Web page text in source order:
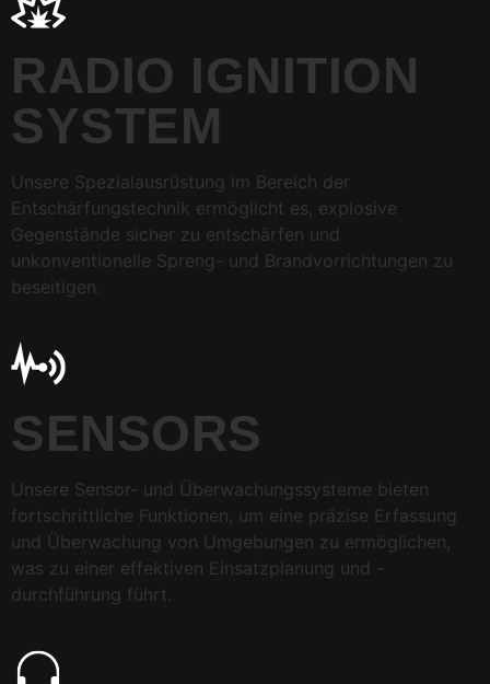
RADIO IGNITION
SYSTEM
Unsere Spezialausrüstung im Bereich der
Entschärfungstechnik ermöglicht es, explosive
Gegenstände sicher zu entschärfen und
unkonventionelle Spreng- und Brandvorrichtungen zu
beseitigen.
SENSORS
Unsere Sensor- und Überwachungssysteme bieten
fortschrittliche Funktionen, um eine präzise Erfassung
und Überwachung von Umgebungen zu ermöglichen,
was zu einer effektiven Einsatzplanung und -
durchführung führt.